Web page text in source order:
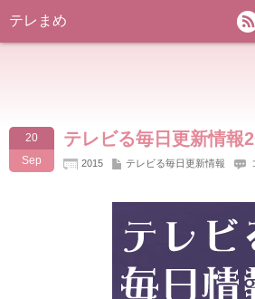
テレまめ
20
Sep
テレビる毎日更新情報
2015 テレビる毎日更新情報